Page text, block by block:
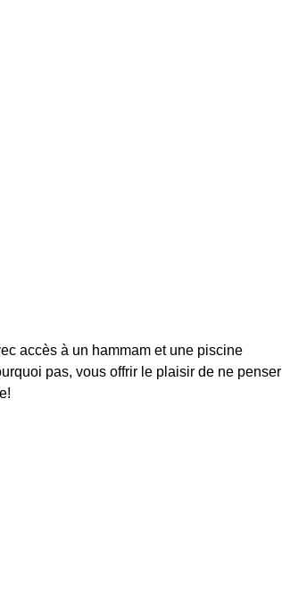
accès à un hammam et une piscine
pas, vous offrir le plaisir de ne penser